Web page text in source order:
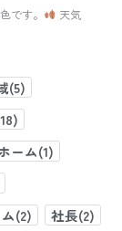
です。 天気
(5)
ーム(1)
(2)
社長(2)